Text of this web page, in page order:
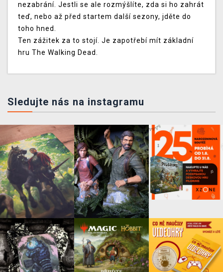
nezabrání. Jestli se ale rozmýšlíte, zda si ho zahrát
teď, nebo až před startem další sezony, jděte do
toho hned.
Ten zážitek za to stojí. Je zapotřebí mít základní
hru The Walking Dead.
Sledujte nás na instagramu